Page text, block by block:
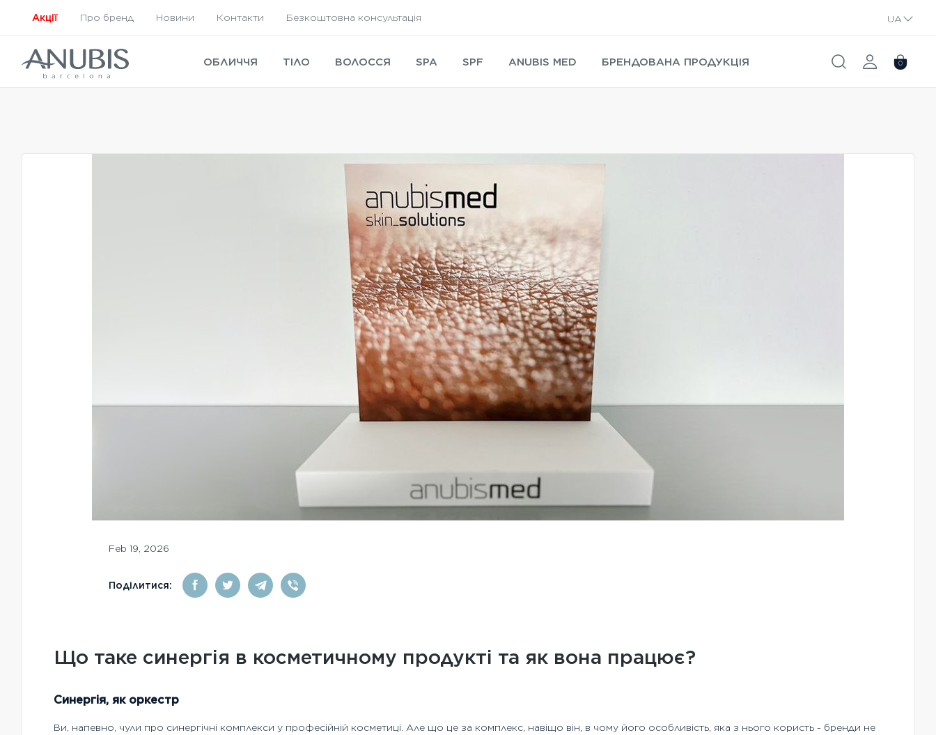
Акції Про бренд Новини Контакти Безкоштовна консультація
UA
ОБЛИЧЧЯ ТІЛО ВОЛОССЯ SPA SPF ANUBIS MED БРЕНДОВАНА ПРОДУКЦІЯ 0
Feb 19, 2026
Поділитися:
Що таке синергія в косметичному продукті та як вона працює?
Синергія, як оркестр
Ви, напевно, чули про синергічні комплекси у професійній косметиці. Але що це за комплекс, навіщо він, в чому його особливість, яка з нього користь - бренди не